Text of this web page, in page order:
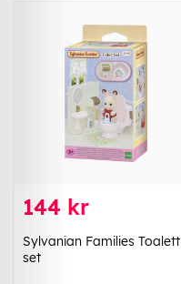
144 kr
Sylvanian Families Toalett
set